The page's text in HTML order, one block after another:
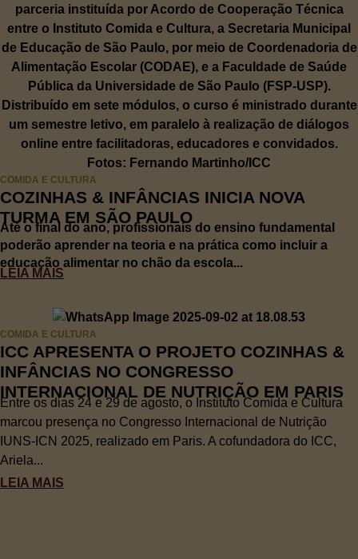
COMIDA E CULTURA
COZINHAS & INFÂNCIAS INICIA NOVA
TURMA EM SÃO PAULO
Até o final do ano, profissionais do ensino fundamental
poderão aprender na teoria e na prática como incluir a
educação alimentar no chão da escola...
LEIA MAIS
COMIDA E CULTURA
ICC APRESENTA O PROJETO COZINHAS &
INFÂNCIAS NO CONGRESSO
INTERNACIONAL DE NUTRIÇÃO EM PARIS
Entre os dias 24 e 29 de agosto, o Instituto Comida e Cultura
marcou presença no Congresso Internacional de Nutrição
IUNS-ICN 2025, realizado em Paris. A cofundadora do ICC,
Ariela...
LEIA MAIS